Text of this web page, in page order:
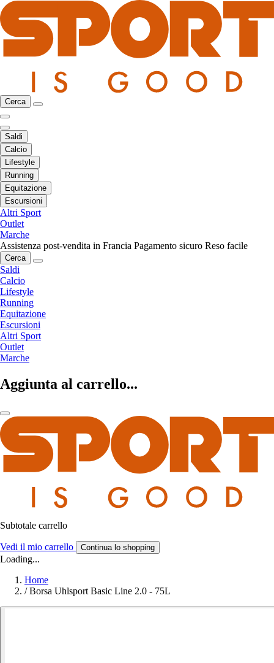
Cerca
Saldi
Calcio
Lifestyle
Running
Equitazione
Escursioni
Altri Sport
Outlet
Marche
Assistenza post-vendita in Francia Pagamento sicuro Reso facile
Cerca
Saldi
Calcio
Lifestyle
Running
Equitazione
Escursioni
Altri Sport
Outlet
Marche
Aggiunta al carrello...
Subtotale carrello
Vedi il mio carrello Continua lo shopping
Loading...
Home
/ Borsa Uhlsport Basic Line 2.0 - 75L